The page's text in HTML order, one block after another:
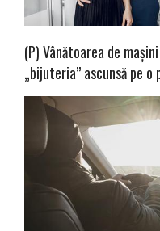
(P) Vânătoarea de
„bijuteria” ascunsă pe